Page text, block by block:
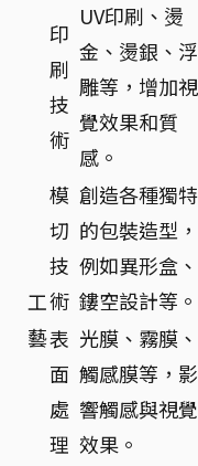
工
藝
印
刷
技
術
UV印刷、燙
金、燙銀、浮
雕等，增加視
覺效果和質
感。
模
切
技
術
創造各種獨特
的包裝造型，
例如異形盒、
鏤空設計等。
表
面
處
理
光膜、霧膜、
觸感膜等，影
響觸感與視覺
效果。